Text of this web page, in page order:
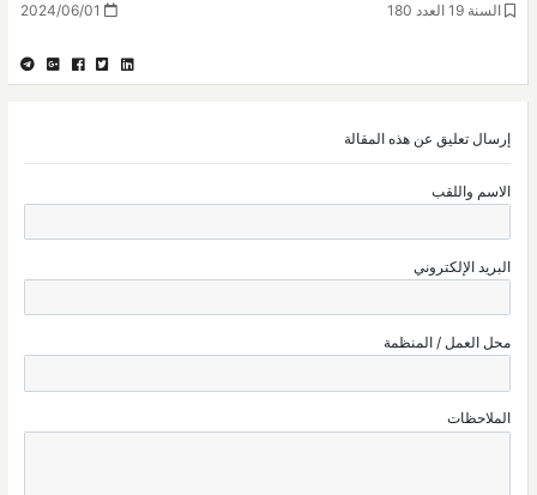
السنة 19 العدد 180
إرسال تعليق عن هذه المقالة
الاسم واللقب
البريد الإلكتروني
محل العمل / المنظمة
الملاحظات